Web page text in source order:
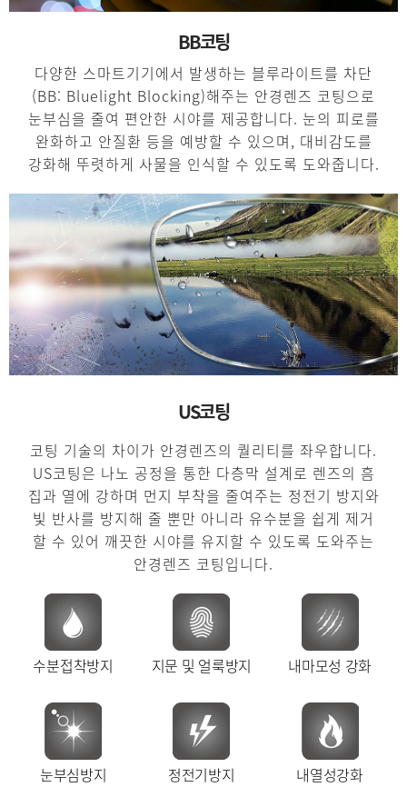
BB코팅
다양한 스마트기기에서 발생하는 블루라이트를 차단
(BB: Bluelight Blocking)해주는 안경렌즈 코팅으로
눈부심을 줄여 편안한 시야를 제공합니다. 눈의 피로를
완화하고 안질환 등을 예방할 수 있으며, 대비감도를
강화해 뚜렷하게 사물을 인식할 수 있도록 도와줍니다.
US코팅
코팅 기술의 차이가 안경렌즈의 퀄리티를 좌우합니다.
US코팅은 나노 공정을 통한 다층막 설계로 렌즈의 흠
집과 열에 강하며 먼지 부착을 줄여주는 정전기 방지와
빛 반사를 방지해 줄 뿐만 아니라 유수분을 쉽게 제거
할 수 있어 깨끗한 시야를 유지할 수 있도록 도와주는
안경렌즈 코팅입니다.
수분접착방지 지문 및 얼룩방지 내마모성 강화
눈부심방지 정전기방지 내열성강화